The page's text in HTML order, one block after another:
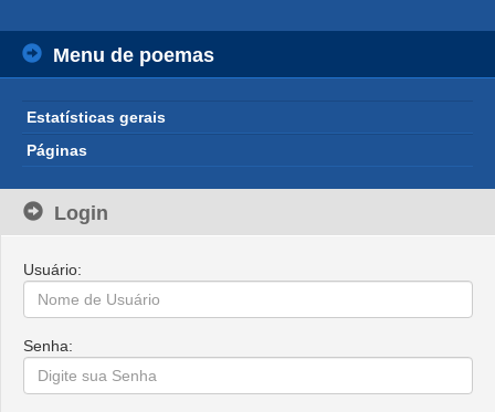
Menu de poemas
Estatísticas gerais
Páginas
Login
Usuário:
Senha: